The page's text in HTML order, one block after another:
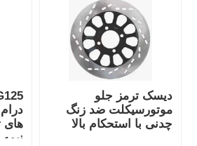
دیسک ترمز جلو
موتورسیکلت ضد زنگ
چدنی با استحکام بالا
های